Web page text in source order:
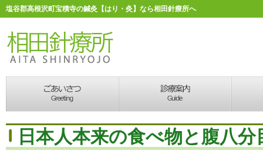
塩谷郡高根沢町宝積寺の鍼灸【はり・灸】なら相田針療所へ
日本人本来の食べ物と腹八分